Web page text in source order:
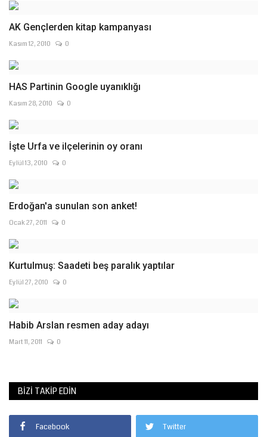
AK Gençlerden kitap kampanyası
Kasım 12, 2010 0
HAS Partinin Google uyanıklığı
Kasım 28, 2010 0
İşte Urfa ve ilçelerinin oy oranı
Eylül 13, 2010 0
Erdoğan'a sunulan son anket!
Ocak 27, 2011 0
Kurtulmuş: Saadeti beş paralık yaptılar
Eylül 27, 2010 0
Habib Arslan resmen aday adayı
Mart 11, 2011 0
BIZI TAKIP EDIN
Facebook Twitter